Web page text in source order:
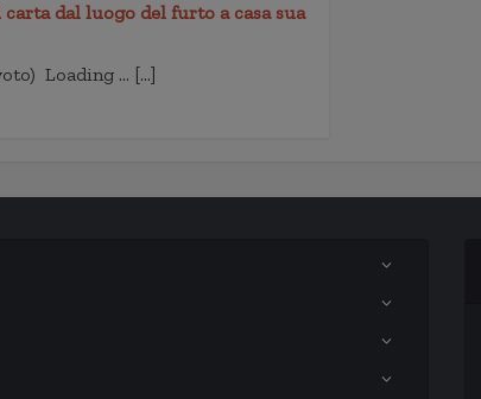
dal luogo del furto a casa sua
Loading … […]